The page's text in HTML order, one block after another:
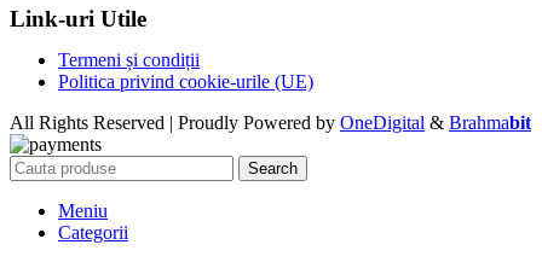
Link-uri Utile
Termeni și condiții
Politica privind cookie-urile (UE)
All Rights Reserved | Proudly Powered by OneDigital & Brahmabit
Search
Meniu
Categorii